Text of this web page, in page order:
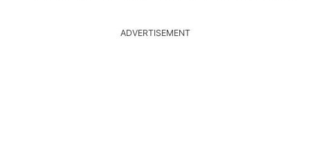
ADVERTISEMENT